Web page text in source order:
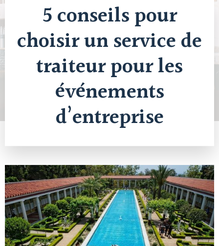
5 conseils pour
choisir un service de
traiteur pour les
événements
d’entreprise